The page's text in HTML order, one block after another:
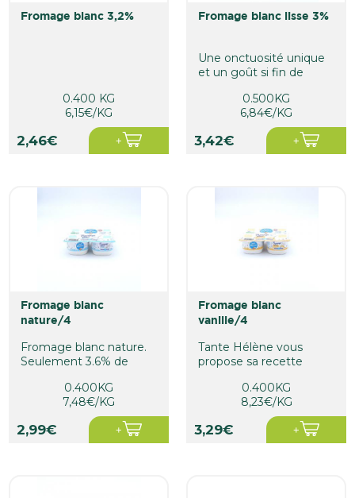
fromage blanc 3,2%
0.400 KG
6,15€/KG
2,46€
fromage blanc lisse 3%
Une onctuosité unique
et un goût si fin de
0.500KG
6,84€/KG
3,42€
fromage blanc
nature/4
Fromage blanc nature.
Seulement 3.6% de
français...0.400KG
7,48€/KG
2,99€
fromage blanc
vanille/4
Tante Hélène vous
propose sa recette
Blanc à la...0.400KG
8,23€/KG
3,29€